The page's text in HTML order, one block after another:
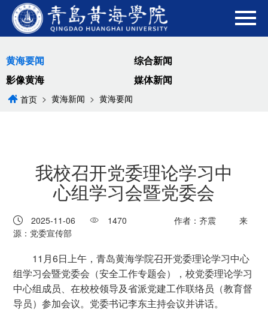
黄海要闻
综合新闻
影像黄海
媒体新闻
首页 > 黄海新闻 > 黄海要闻
我校召开党委理论学习中
心组学习会暨党委会
2025-11-06 1470 作者：齐震
来
源：党委宣传部
11月6日上午，青岛黄海学院召开党委理论学习中心
组学习会暨党委会（安全工作专题会），校党委理论学习
中心组成员、在校校领导及省派党建工作联络员（教育督
导员）参加会议。党委书记李东主持会议并讲话。